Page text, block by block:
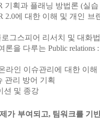
기획과 플래닝 방법론 (실
2.0에 대한 이해 및 개인 브
서치 및 대화법) *
론을 다루는 Public relations
라인 이슈관리에 대한 이
관리 방어 기획
션 및 종강
가 부여되고, 팀워크를 기